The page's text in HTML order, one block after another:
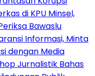
di KPU Minsel,
Bawaslu
Informasi, Minta
dengan Media
Jurnalistik Bahas